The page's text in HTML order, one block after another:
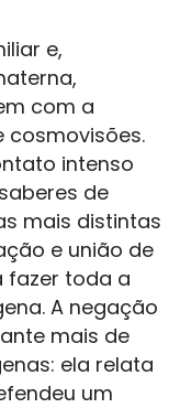
e,
com a
cosmovisões.
intenso
de
mais distintas
e união de
fazer toda a
A negação
mais de
ela relata
um